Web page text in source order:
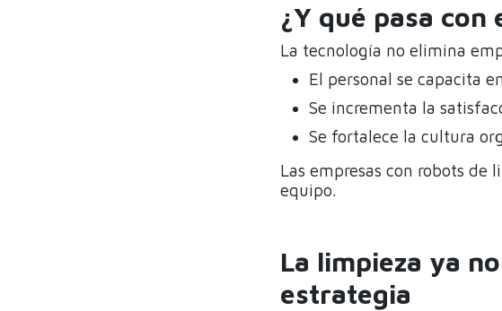
¿Y qué pasa con
La tecnología no elimina
El personal se capacita
Se incrementa la
Se fortalece la cultura
Las empresas con robots
equipo.
La limpieza ya
estrategia